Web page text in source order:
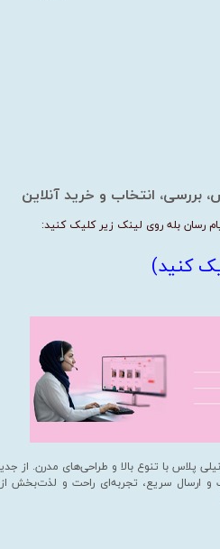
بررسی، انتخاب و خرید آنلاین
رسان بله روی لینک زیر کلیک کنید:
کنید)
نیلی پلاس با تنوع بالا و طراحی‌های مدرن.
ارسال سریع، تجربه‌ای راحت و لذت‌بخش از